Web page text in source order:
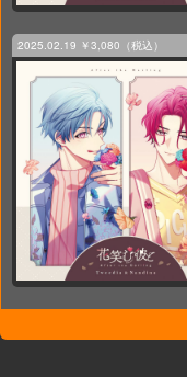
2025.02.19 ￥3,080（税込）